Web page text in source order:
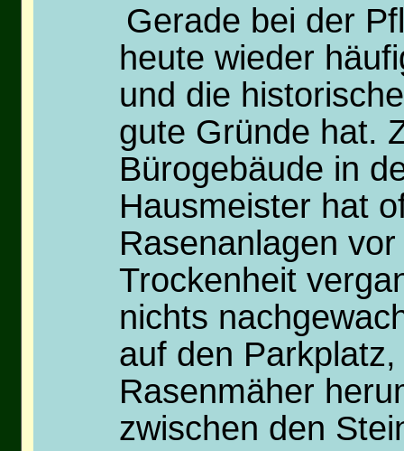
Gerade bei der
heute wieder
und die
gute Gründe hat.
Bürogebäude in
Hausmeister hat
Rasenanlagen
Trockenheit
nichts
auf den
Rasenmäher
zwischen den